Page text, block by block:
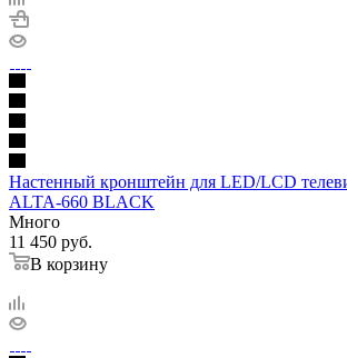
Настенный кронштейн для LED/LCD
ALTA-660 BLACK
Много
11 450 руб.
В корзину